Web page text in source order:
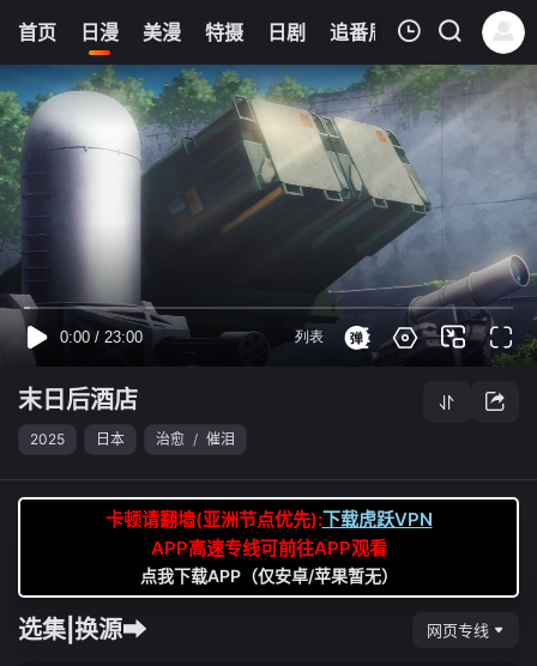
首页 日漫 美漫 特摄 日剧 追番周表 今日更新
0
我的观影记录
第08集
末日后酒店
清空
末日后酒店
2025 日本 治愈 / 催泪
卡顿请翻墙(亚洲节点优先):下载虎跃VPN
APP高速专线可前往APP观看
点我下载APP（仅安卓/苹果暂无）
选集|换源➡ 网页专线